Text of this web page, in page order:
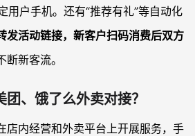
用户手机。还有“推荐有礼”等自动化
发活动链接，新客户扫码消费后双方
断新客流。
、饿了么外卖对接？
店内经营和外卖平台上开展服务，手